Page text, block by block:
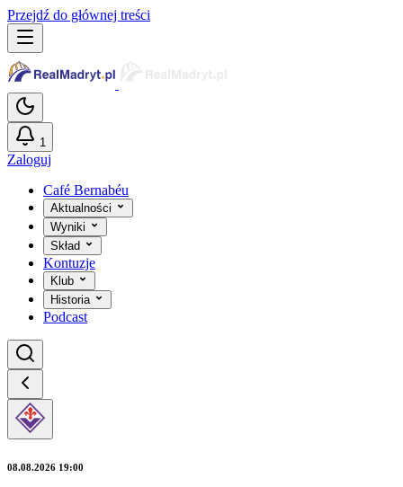
Przejdź do głównej treści
1
Zaloguj
Café Bernabéu
Aktualności
Wyniki
Skład
Kontuzje
Klub
Historia
Podcast
08.08.2026 19:00